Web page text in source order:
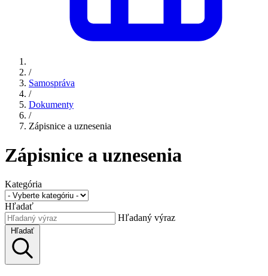
/
Samospráva
/
Dokumenty
/
Zápisnice a uznesenia
Zápisnice a uznesenia
Kategória
Hľadať
Hľadaný výraz
Hľadať